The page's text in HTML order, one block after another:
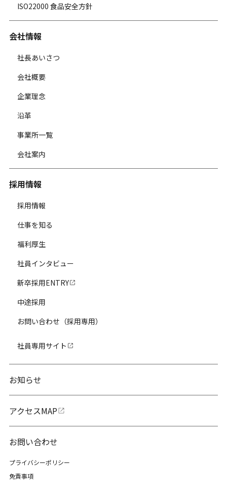
ISO22000 食品安全方針
会社情報
社長あいさつ
会社概要
企業理念
沿革
事業所一覧
会社案内
採用情報
採用情報
仕事を知る
福利厚生
社員インタビュー
新卒採用ENTRY
中途採用
お問い合わせ（採用専用）
社員専用サイト
お知らせ
アクセスMAP
お問い合わせ
プライバシーポリシー
免責事項